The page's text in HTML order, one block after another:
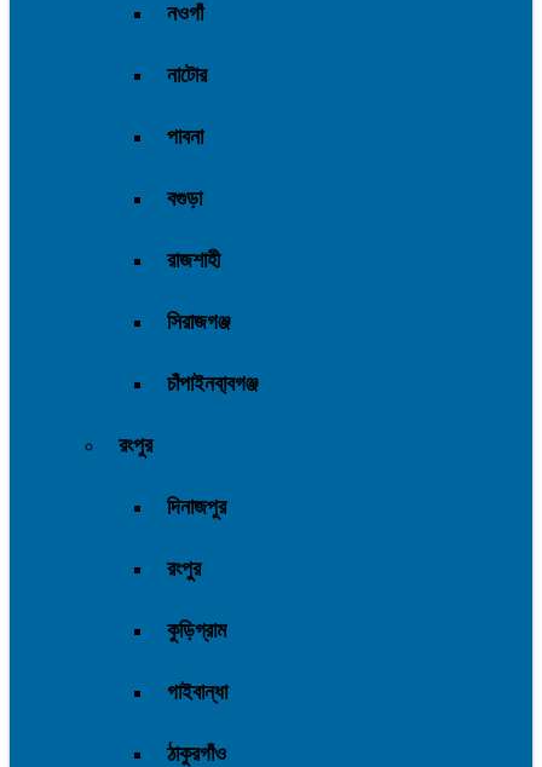
নওগাঁ
নাটোর
পাবনা
বগুড়া
রাজশাহী
সিরাজগঞ্জ
চাঁপাইনবা্বগঞ্জ
রংপুর
দিনাজপুর
রংপুর
কুড়িগ্রাম
গাইবান্ধা
ঠাকুরগাঁও